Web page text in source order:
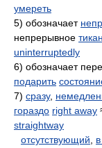
умереть
5) обозначает
непрерывное
uninterruptedly
6) обозначает
подарить
7) сразу,
гораздо right away
straightway
отсутствующий